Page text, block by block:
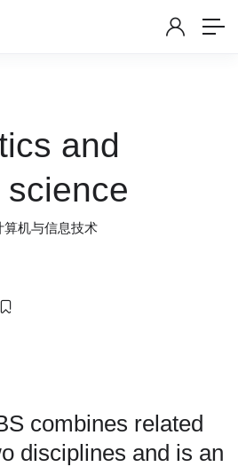
and
算机与信息技术
combines related
disciplines and is an